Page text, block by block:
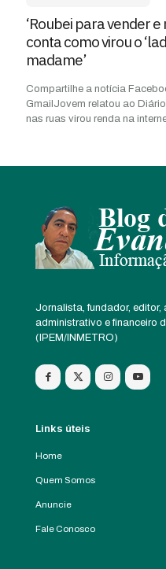
‘Roubei para vender
conta como virou o
madame’
Compartilhe a notícia
GmailJovem relatou ao
nas ruas virou renda na
Jornalista, fundador,
administrativo e financeiro
(IPEM/INMETRO)
Links úteis
Home
Quem Somos
Anuncie
Fale Conosco